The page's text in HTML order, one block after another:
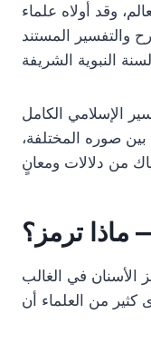
وقد أولاه علماء
والتفسير المستند
الإسلامي الكامل
بين صوره المختلفة،
ماذا ترمز؟
الأسنان في الغالب